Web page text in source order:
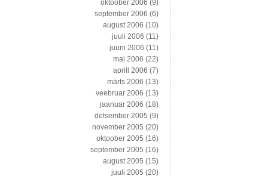
oktoober 2006 (9)
september 2006 (6)
august 2006 (10)
juuli 2006 (11)
juuni 2006 (11)
mai 2006 (22)
aprill 2006 (7)
märts 2006 (13)
veebruar 2006 (13)
jaanuar 2006 (18)
detsember 2005 (9)
november 2005 (20)
oktoober 2005 (16)
september 2005 (16)
august 2005 (15)
juuli 2005 (20)